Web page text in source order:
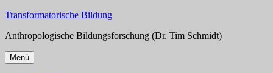
Zum
springen
Transformatorische Bildung
Anthropologische Bildungsforschung (Dr. Tim Schmidt)
Menü